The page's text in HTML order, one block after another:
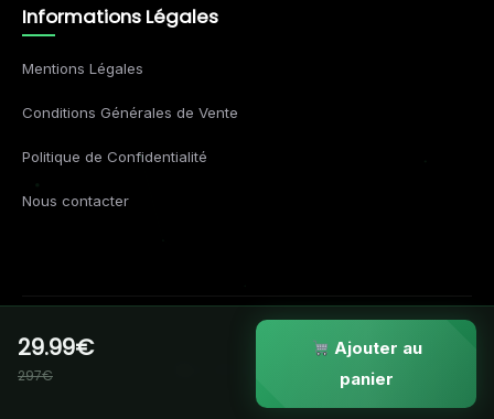
29.99€
297€
Ajouter au
panier
Informations Légales
Mentions Légales
Conditions Générales de Vente
Politique de Confidentialité
Nous contacter
© 2026 Formations Business. Tous droits réservés.